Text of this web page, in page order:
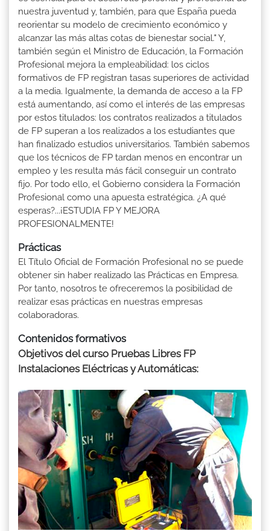
nuestra juventud y, también, para que España pueda
reorientar su modelo de crecimiento económico y
alcanzar las más altas cotas de bienestar social." Y,
también según el Ministro de Educación, la Formación
Profesional mejora la empleabilidad: los ciclos
formativos de FP registran tasas superiores de actividad
a la media. Igualmente, la demanda de acceso a la FP
está aumentando, así como el interés de las empresas
por estos titulados: los contratos realizados a titulados
de FP superan a los realizados a los estudiantes que
han finalizado estudios universitarios. También sabemos
que los técnicos de FP tardan menos en encontrar un
empleo y les resulta más fácil conseguir un contrato
fijo. Por todo ello, el Gobierno considera la Formación
Profesional como una apuesta estratégica. ¿A qué
esperas?...¡ESTUDIA FP Y MEJORA
PROFESIONALMENTE!
Prácticas
El Título Oficial de Formación Profesional no se puede
obtener sin haber realizado las Prácticas en Empresa.
Por tanto, nosotros te ofreceremos la posibilidad de
realizar esas prácticas en nuestras empresas
colaboradoras.
Contenidos formativos
Objetivos del curso Pruebas Libres FP
Instalaciones Eléctricas y Automáticas: